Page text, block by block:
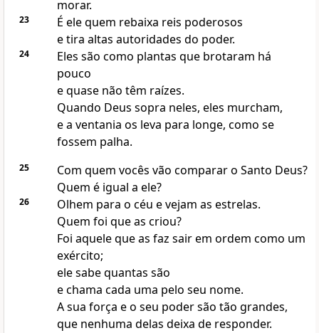
morar.
23
É ele quem rebaixa reis poderosos
e tira altas autoridades do poder.
24
Eles são como plantas que brotaram há
pouco
e quase não têm raízes.
Quando Deus sopra neles, eles murcham,
e a ventania os leva para longe, como se
fossem palha.
25
Com quem vocês vão comparar o Santo Deus?
Quem é igual a ele?
26
Olhem para o céu e vejam as estrelas.
Quem foi que as criou?
Foi aquele que as faz sair em ordem como um
exército;
ele sabe quantas são
e chama cada uma pelo seu nome.
A sua força e o seu poder são tão grandes,
que nenhuma delas deixa de responder.